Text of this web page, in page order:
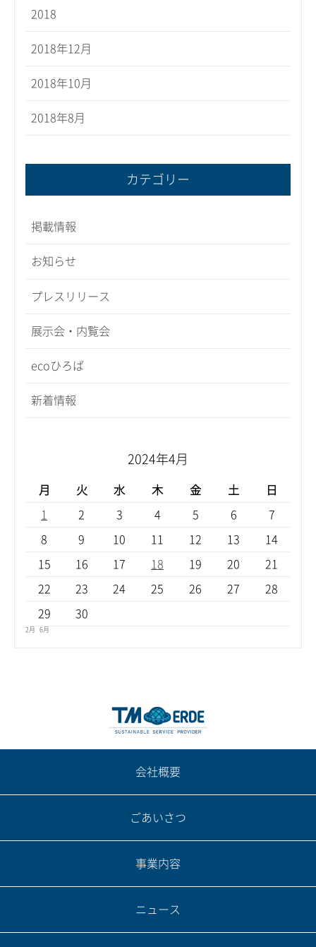
2018
2018年12月
2018年10月
2018年8月
カテゴリー
掲載情報
お知らせ
プレスリリース
展示会・内覧会
ecoひろば
新着情報
2024年4月
月 火 水 木 金 土 日
1 2 3 4 5 6 7
8 9 10 11 12 13 14
15 16 17 18 19 20 21
22 23 24 25 26 27 28
29 30
2月 6月
会社概要
ごあいさつ
事業内容
ニュース